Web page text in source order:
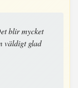
blir mycket
väldigt glad